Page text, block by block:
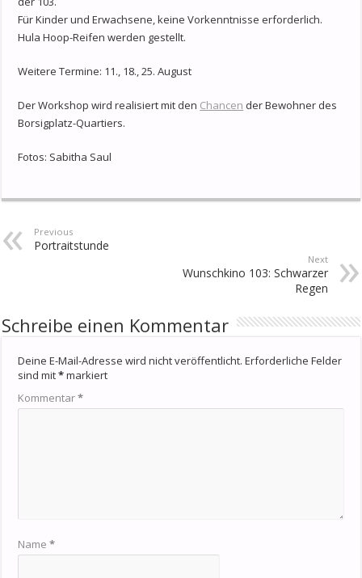
Für Kinder und Erwachsene, keine Vorkenntnisse erforderlich.
Hula Hoop-Reifen werden gestellt.
Weitere Termine: 11., 18., 25. August
Der Workshop wird realisiert mit den Chancen der Bewohner des
Borsigplatz-Quartiers.
Fotos: Sabitha Saul
Previous
Portraitstunde
Next
Wunschkino 103: Schwarzer
Regen
Schreibe einen Kommentar
Deine E-Mail-Adresse wird nicht veröffentlicht. Erforderliche Felder
sind mit*markiert
Kommentar*
Name*